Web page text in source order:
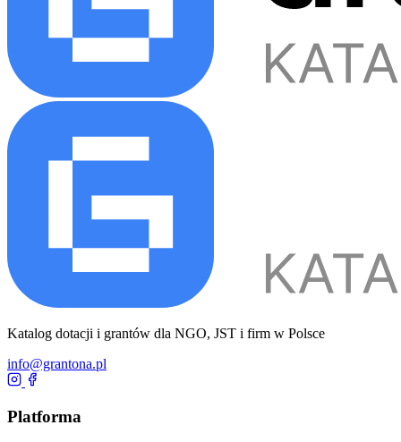
Katalog dotacji i grantów dla NGO, JST i firm w Polsce
info@grantona.pl
Platforma